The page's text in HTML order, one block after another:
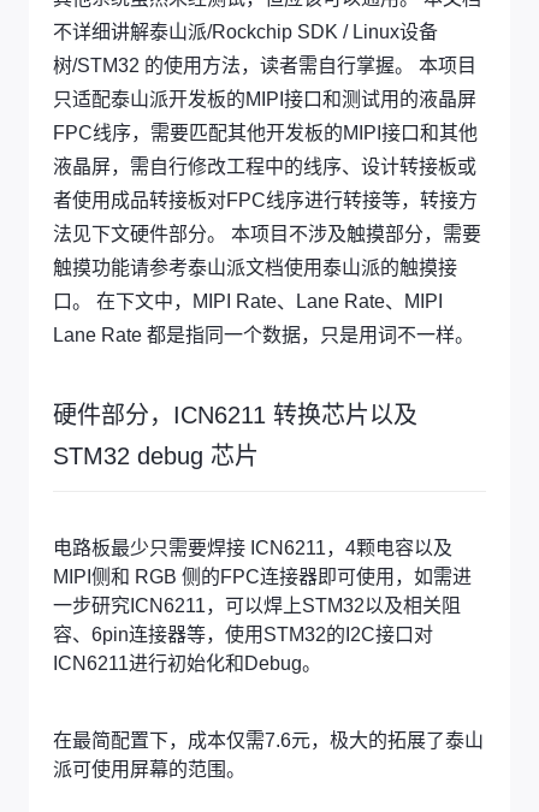
不详细讲解泰山派/Rockchip SDK / Linux设备
树/STM32 的使用方法，读者需自行掌握。 本项目
只适配泰山派开发板的MIPI接口和测试用的液晶屏
FPC线序，需要匹配其他开发板的MIPI接口和其他
液晶屏，需自行修改工程中的线序、设计转接板或
者使用成品转接板对FPC线序进行转接等，转接方
法见下文硬件部分。 本项目不涉及触摸部分，需要
触摸功能请参考泰山派文档使用泰山派的触摸接
口。 在下文中，MIPI Rate、Lane Rate、MIPI
Lane Rate 都是指同一个数据，只是用词不一样。
硬件部分，ICN6211 转换芯片以及
STM32 debug 芯片
电路板最少只需要焊接 ICN6211，4颗电容以及
MIPI侧和 RGB 侧的FPC连接器即可使用，如需进
一步研究ICN6211，可以焊上STM32以及相关阻
容、6pin连接器等，使用STM32的I2C接口对
ICN6211进行初始化和Debug。
在最简配置下，成本仅需7.6元，极大的拓展了泰山
派可使用屏幕的范围。